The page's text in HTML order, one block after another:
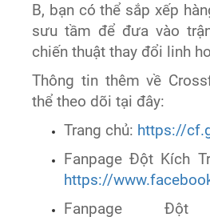
B, bạn có thể sắp xếp
sưu tầm để đưa vào
chiến thuật thay đổi linh
Thông tin thêm về
thể theo dõi tại đây:
Trang chủ: https://
Fanpage Đột Kích
https://
Fanpage